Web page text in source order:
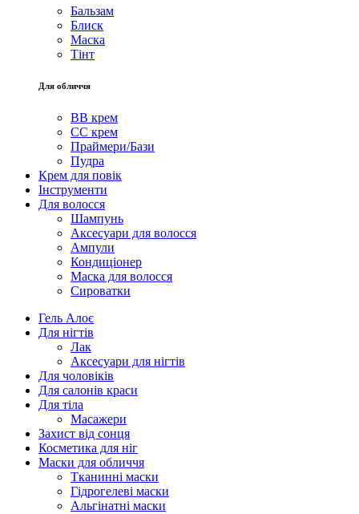
Бальзам
Блиск
Маска
Тінт
Для обличчя
BB крем
CC крем
Праймери/Бази
Пудра
Крем для повік
Інструменти
Для волосся
Шампунь
Аксесуари для волосся
Ампули
Кондиціонер
Маска для волосся
Сироватки
Гель Алоє
Для нігтів
Лак
Аксесуари для нігтів
Для чоловіків
Для салонів краси
Для тіла
Масажери
Захист від сонця
Косметика для ніг
Маски для обличчя
Тканинні маски
Гідрогелеві маски
Альгінатні маски